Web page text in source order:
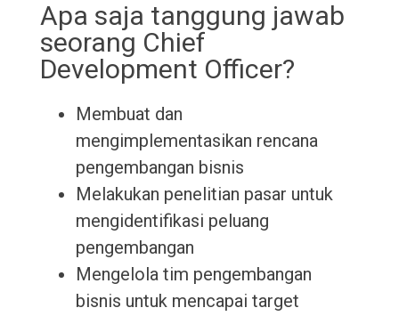
Apa saja tanggung jawab
seorang Chief
Development Officer?
Membuat dan
mengimplementasikan rencana
pengembangan bisnis
Melakukan penelitian pasar untuk
mengidentifikasi peluang
pengembangan
Mengelola tim pengembangan
bisnis untuk mencapai target